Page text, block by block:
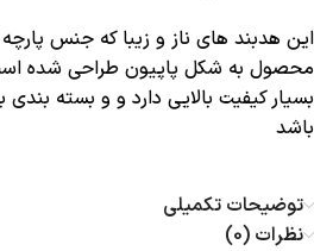
این هدبند های ناز و زیبا که جنس
محصول به شکل پاپیون طراحی شده
باشد
توضیحات تکمیلی
نظرات (0)